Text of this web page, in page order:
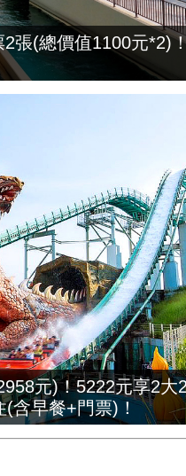
張(總價值1100元*2)
元)！5222元享2大
含早餐+門票)！